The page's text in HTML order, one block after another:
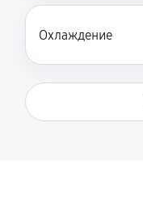
Охлаждение